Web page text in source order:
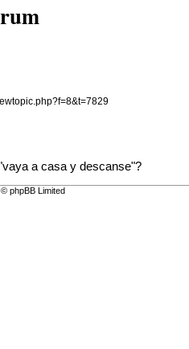
a casa y descanse"?
phpBB Limited